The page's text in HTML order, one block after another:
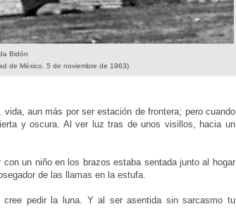
Bidón
de México. 5 de noviembre de 1963)
vida, aun más por ser estación de frontera; pero cuando
y oscura. Al ver luz tras de unos visillos, hacia un
un niño en los brazos estaba sentada junto al hogar
de las llamas en la estufa.
pedir la luna. Y al ser asentida sin sarcasmo tu